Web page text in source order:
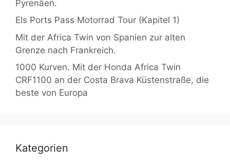
Pyrenäen.
Els Ports Pass Motorrad Tour (Kapitel 1)
Mit der Africa Twin von Spanien zur alten
Grenze nach Frankreich.
1000 Kurven. Mit der Honda Africa Twin
CRF1100 an der Costa Brava Küstenstraße, die
beste von Europa
Kategorien